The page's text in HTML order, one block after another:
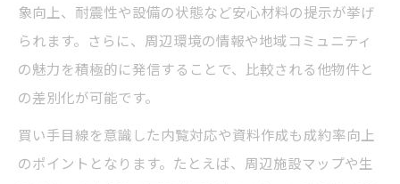
象向上、耐震性や設備の状態など安心材料の提示が挙げ
られます。さらに、周辺環境の情報や地域コミュニティ
の魅力を積極的に発信することで、比較される他物件と
の差別化が可能です。
買い手目線を意識した内覧対応や資料作成も成約率向上
のポイントとなります。たとえば、周辺施設マップや生